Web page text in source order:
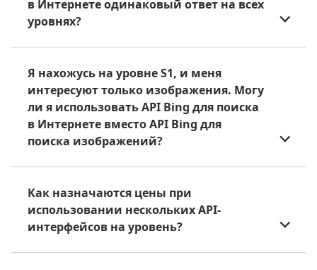
в Интернете одинаковый ответ на всех
уровнях?
Я нахожусь на уровне S1, и меня
интересуют только изображения. Могу
ли я использовать API Bing для поиска
в Интернете вместо API Bing для
поиска изображений?
Как назначаются цены при
использовании нескольких API-
интерфейсов на уровень?